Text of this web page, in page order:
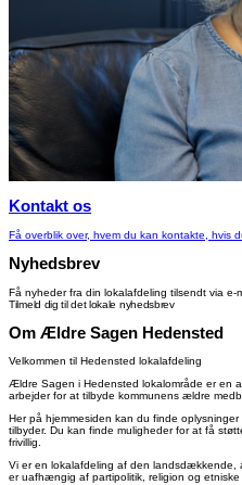
Kontakt os
Få overblik over, hvem du kan kontakte, hvis
Nyhedsbrev
Få nyheder fra din lokalafdeling tilsendt via e-
Tilmeld dig til det lokale nyhedsbrev
Om Ældre Sagen Hedensted
Velkommen til Hedensted lokalafdeling
Ældre Sagen i Hedensted lokalområde er en
arbejder for at tilbyde kommunens ældre
Her på hjemmesiden kan du finde
tilbyder. Du kan finde muligheder for at få
frivillig.
Vi er en lokalafdeling af den
er uafhængig af partipolitik, religion og etniske